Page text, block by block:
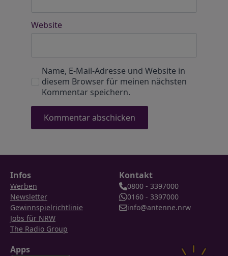
Website
Name, E-Mail-Adresse und Website in
diesem Browser für meinen nächsten
Kommentar speichern.
Infos
Werben
Newsletter
Gewinnspielrichtlinie
Jobs für NRW
The Radio Group
Kontakt
0800 - 3397000
0160 - 3397000
info@antenne.nrw
Apps